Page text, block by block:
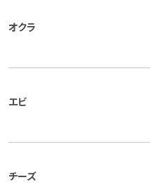
オクラ
エビ
チーズ